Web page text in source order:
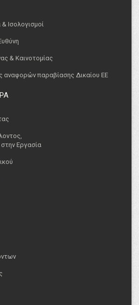
Ισολογισμοί
& Καινοτομίας
αναφορών παραβίασης Δικαίου ΕΕ
Εργασία